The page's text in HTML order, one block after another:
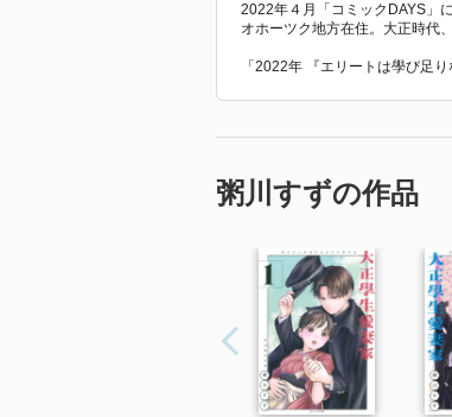
2022年４月「コミックDAYS」
オホーツク地方在住。大正時代
「2022年 『エリートは學び足
粥川すずの作品